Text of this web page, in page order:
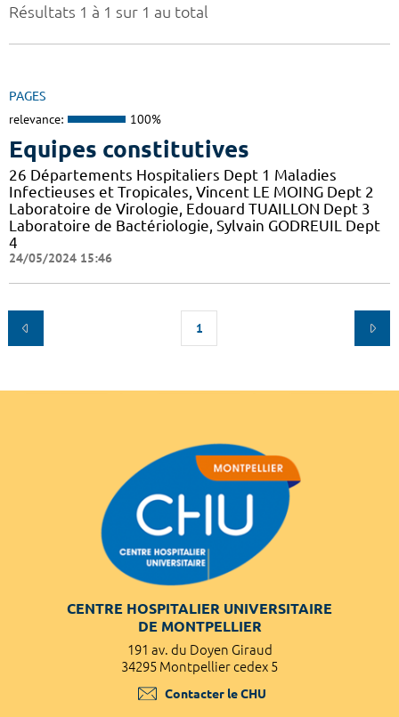
Résultats 1 à 1 sur 1 au total
PAGES
relevance: 100%
Equipes constitutives
26 Départements Hospitaliers Dept 1 Maladies
Infectieuses et Tropicales, Vincent LE MOING Dept 2
Laboratoire de Virologie, Edouard TUAILLON Dept 3
Laboratoire de Bactériologie, Sylvain GODREUIL Dept
4
24/05/2024 15:46
1
CENTRE HOSPITALIER UNIVERSITAIRE
DE MONTPELLIER
191 av. du Doyen Giraud
34295 Montpellier cedex 5
Contacter le CHU